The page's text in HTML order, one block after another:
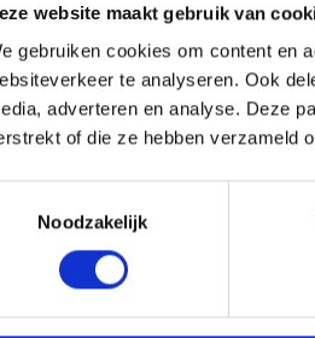
website maakt gebruik van
gebruiken cookies om content en
te analyseren. Ook
adverteren en analyse. Deze
of die ze hebben verzameld
Noodzakelijk
en het ervaren van de producten
aan de Zevenheuvelenweg 70 in
en omliggende gemeenten.
van dichtbij bekijken en testen.
op service en
in de kwaliteit van ons eigen werk,
jaar op onze producten en
in een hoge
op onze eigen serviceafdeling,